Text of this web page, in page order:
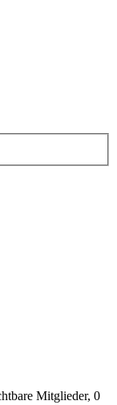
Mitglieder, 0